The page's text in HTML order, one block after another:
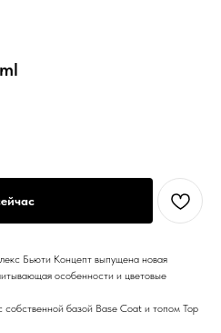
Бьюти Концепт выпущена новая
особенности и цветовые
собственной базой Base Coat и топом Top